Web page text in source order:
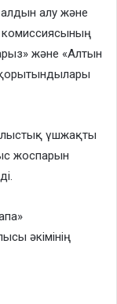
алдын алу және
комиссиясының
және «Алтын
үшжақты
жоспарын
әкімінің